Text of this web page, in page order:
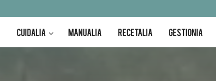
CUIDALIA MANUALIA RECETALIA GESTIONIA